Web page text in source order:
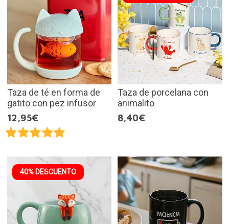
Taza de té en forma de
gatito con pez infusor
12,95€
Taza de porcelana con
animalito
8,40€
40% DESCUENTO